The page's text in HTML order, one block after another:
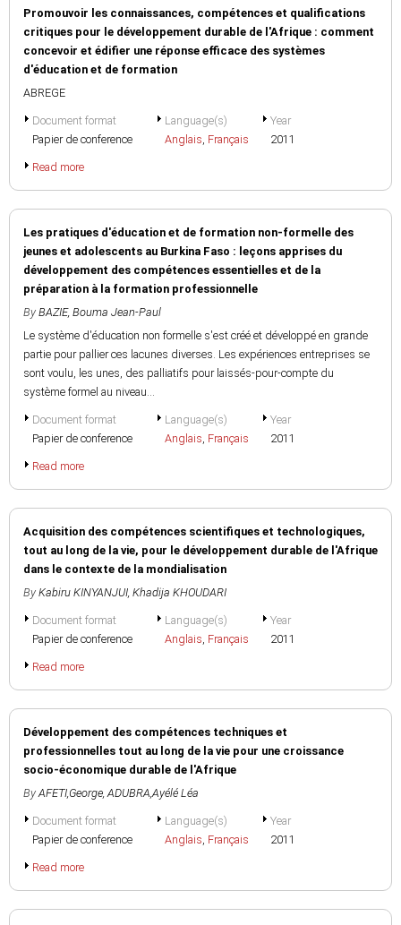
Promouvoir les connaissances, compétences et qualifications
critiques pour le développement durable de l'Afrique : comment
concevoir et édifier une réponse efficace des systèmes
d'éducation et de formation
ABREGE
Document format
Papier de conference
Language(s)
Anglais, Français
Year
2011
Read more
Les pratiques d'éducation et de formation non-formelle des
jeunes et adolescents au Burkina Faso : leçons apprises du
développement des compétences essentielles et de la
préparation à la formation professionnelle
By BAZIE, Bouma Jean-Paul
Le système d'éducation non formelle s'est créé et développé en grande
partie pour pallier ces lacunes diverses. Les expériences entreprises se
sont voulu, les unes, des palliatifs pour laissés-pour-compte du
système formel au niveau...
Document format
Papier de conference
Language(s)
Anglais, Français
Year
2011
Read more
Acquisition des compétences scientifiques et technologiques,
tout au long de la vie, pour le développement durable de l'Afrique
dans le contexte de la mondialisation
By Kabiru KINYANJUI, Khadija KHOUDARI
Document format
Papier de conference
Language(s)
Anglais, Français
Year
2011
Read more
Développement des compétences techniques et
professionnelles tout au long de la vie pour une croissance
socio-économique durable de l'Afrique
By AFETI,George,ADUBRA,Ayélé Léa
Document format
Papier de conference
Language(s)
Anglais, Français
Year
2011
Read more